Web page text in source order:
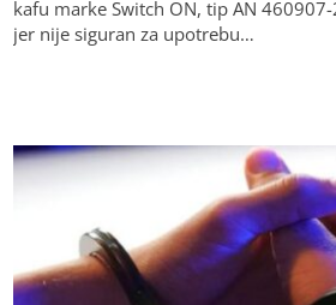
kafu marke Switch ON, tip AN 460907-
jer nije siguran za upotrebu…